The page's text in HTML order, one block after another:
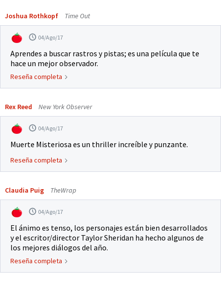
Joshua Rothkopf Time Out
04/Ago/17
Aprendes a buscar rastros y pistas; es una película que te
hace un mejor observador.
Reseña completa
Rex Reed New York Observer
04/Ago/17
Muerte Misteriosa es un thriller increíble y punzante.
Reseña completa
Claudia Puig TheWrap
04/Ago/17
El ánimo es tenso, los personajes están bien desarrollados
y el escritor/director Taylor Sheridan ha hecho algunos de
los mejores diálogos del año.
Reseña completa